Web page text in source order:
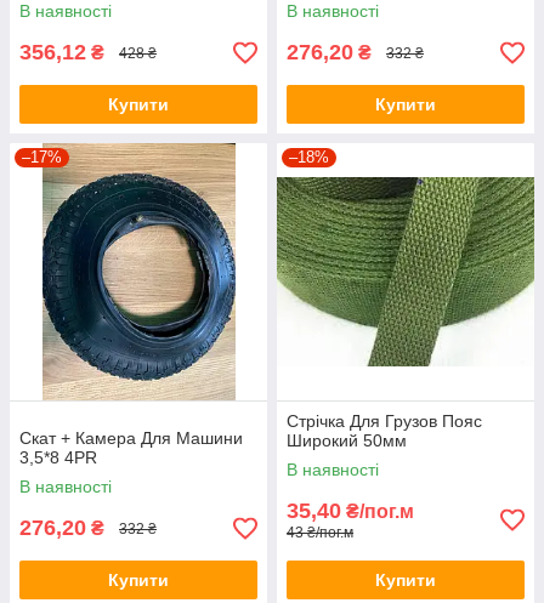
В наявності
356,12 ₴ 428 ₴
Купити
В наявності
276,20 ₴ 332 ₴
Купити
–17%
Скат + Камера Для Машини
3,5*8 4PR
В наявності
276,20 ₴ 332 ₴
Купити
–18%
Стрічка Для Грузов Пояс
Широкий 50мм
В наявності
35,40 ₴/пог.м
43 ₴/пог.м
Купити